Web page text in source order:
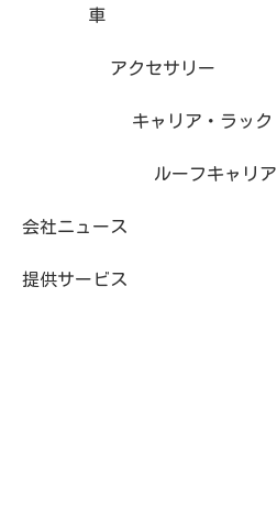
車
アクセサリー
キャリア・ラック
ルーフキャリア
会社ニュース
提供サービス